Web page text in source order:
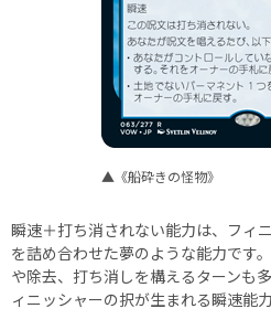
▲《船砕きの怪物》
瞬速＋打ち消されない能力は、フィ
を詰め合わせた夢のような能力です
や除去、打ち消しを構えるターンも
ィニッシャーの択が生まれる瞬速能